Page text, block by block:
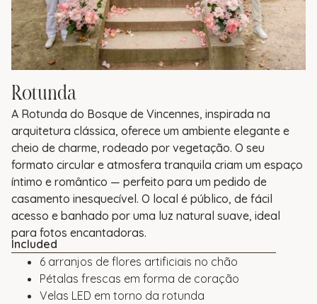
Rotunda
A Rotunda do Bosque de Vincennes, inspirada na
arquitetura clássica, oferece um ambiente elegante e
cheio de charme, rodeado por vegetação. O seu
formato circular e atmosfera tranquila criam um espaço
íntimo e romântico — perfeito para um pedido de
casamento inesquecível. O local é público, de fácil
acesso e banhado por uma luz natural suave, ideal
para fotos encantadoras.
Included
6 arranjos de flores artificiais no chão
Pétalas frescas em forma de coração
Velas LED em torno da rotunda